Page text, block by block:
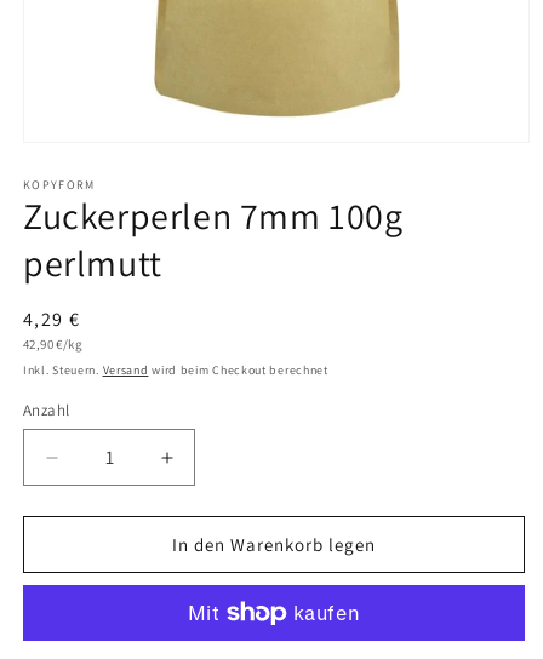
in
Modal
öffnen
KOPYFORM
Zuckerperlen 7mm 100g
perlmutt
Normaler
Preis
4,29 €
Grundpreis
42,90 €/kg
Inkl. Steuern. Versand wird beim Checkout berechnet
Anzahl
Anzahl
Verringere
die
Menge
Zuckerperlen
perlmutt
Erhöhe
die
Menge
für
Zuckerperlen
100g
perlmutt
In den Warenkorb legen